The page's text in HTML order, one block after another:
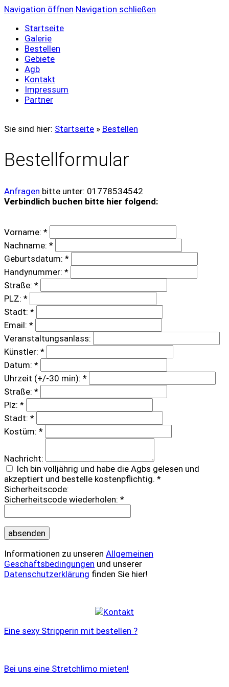
Navigation öffnen Navigation schließen
Startseite
Galerie
Bestellen
Gebiete
Agb
Kontakt
Impressum
Partner
Sie sind hier: Startseite » Bestellen
Bestellformular
Anfragen bitte unter: 01778534542
Verbindlich buchen bitte hier folgend:
Vorname: *
Nachname: *
Geburtsdatum: *
Handynummer: *
Straße: *
PLZ: *
Stadt: *
Email: *
Veranstaltungsanlass:
Künstler: *
Datum: *
Uhrzeit (+/-30 min): *
Straße: *
Plz: *
Stadt: *
Kostüm: *
Nachricht:
Ich bin volljährig und habe die Agbs gelesen und
akzeptiert und bestelle kostenpflichtig. *
Sicherheitscode:
Sicherheitscode wiederholen: *
Informationen zu unseren Allgemeinen
Geschäftsbedingungen und unserer
Datenschutzerklärung finden Sie hier!
Eine sexy Stripperin mit bestellen ?
Bei uns eine Stretchlimo mieten!